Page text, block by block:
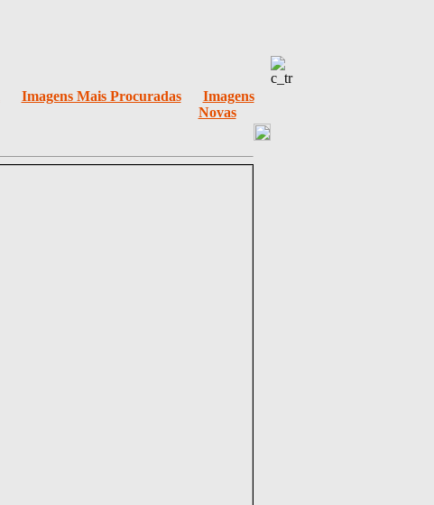
Imagens Mais Procuradas
Imagens
Novas